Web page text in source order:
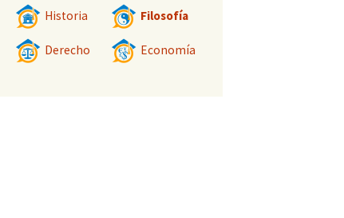
Historia Filosofía
Derecho Economía